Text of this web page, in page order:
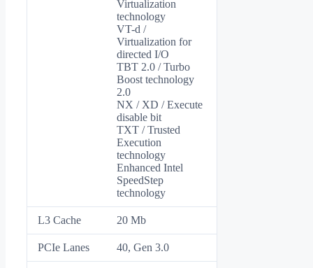
Virtualization
technology
VT-d /
Virtualization for
directed I/O
TBT 2.0 / Turbo
Boost technology
2.0
NX / XD / Execute
disable bit
TXT / Trusted
Execution
technology
Enhanced Intel
SpeedStep
technology
L3 Cache 20 Mb
PCIe Lanes 40, Gen 3.0